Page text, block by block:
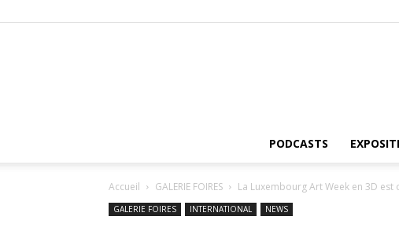
PODCASTS
Accueil GALERIE FOIRES La Luxembourg Art Week en 3D est
GALERIE FOIRES INTERNATIONAL NEWS